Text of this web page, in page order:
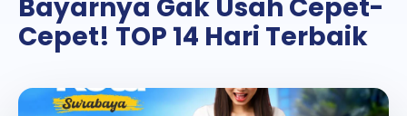
Bayarnya Gak Usah Cepet-
Cepet! TOP 14 Hari Terbaik